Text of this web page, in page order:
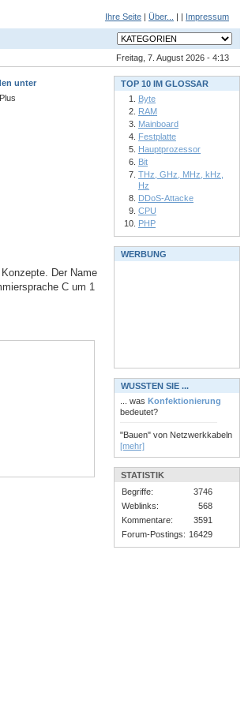
Ihre Seite | Über... | | Impressum
Freitag, 7. August 2026 - 4:13
unter
Der Name
C um 1
TOP 10 IM GLOSSAR
Byte
RAM
Mainboard
Festplatte
Hauptprozessor
Bit
THz, GHz, MHz, kHz,
Hz
DDoS-Attacke
CPU
PHP
WERBUNG
WUSSTEN SIE ...
... was Konfektionierung
bedeutet?
"Bauen" von Netzwerkkabeln
[mehr]
STATISTIK
Begriffe:
3746
Weblinks:
568
Kommentare:
3591
Forum-Postings: 16429